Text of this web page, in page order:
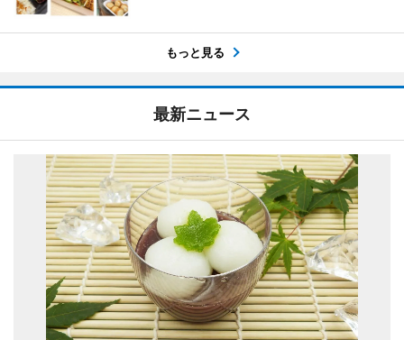
もっと見る
最新ニュース